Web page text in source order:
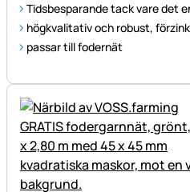
Tidsbesparande tack vare det
högkvalitativ och robust,
passar till fodernät